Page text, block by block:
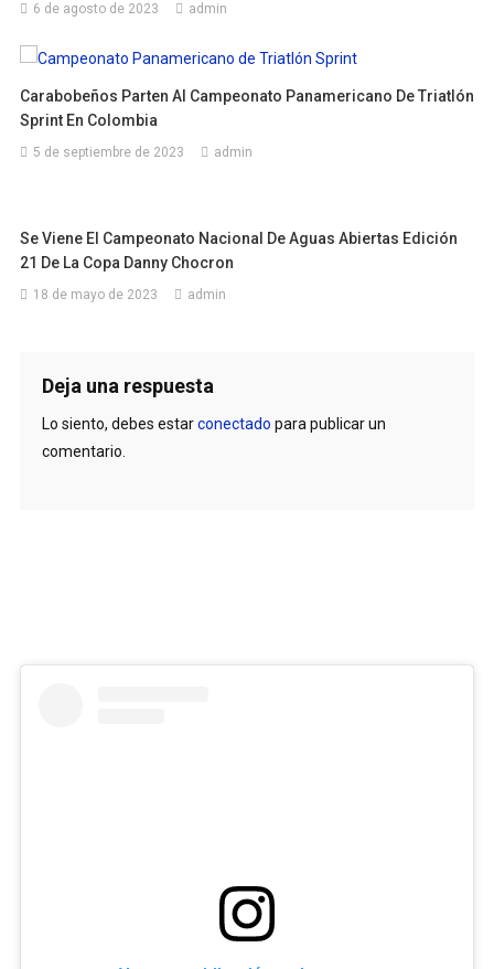
6 de agosto de 2023 admin
Carabobeños Parten Al Campeonato Panamericano De Triatlón
Sprint En Colombia
5 de septiembre de 2023 admin
Se Viene El Campeonato Nacional De Aguas Abiertas Edición
21 De La Copa Danny Chocron
18 de mayo de 2023 admin
Deja una respuesta
Lo siento, debes estarconectado para publicar un
comentario.